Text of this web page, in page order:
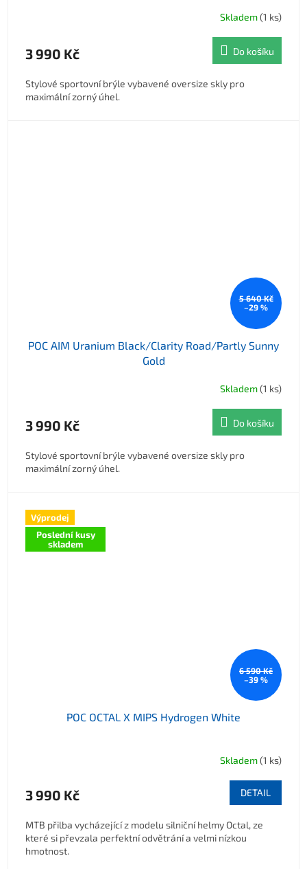
Skladem(1 ks)
3 990 Kč Do košíku
Stylové sportovní brýle vybavené oversize skly pro
maximální zorný úhel.
5 640 Kč
–29 %
POC AIM Uranium Black/Clarity Road/Partly Sunny
Gold
Skladem(1 ks)
3 990 Kč Do košíku
Stylové sportovní brýle vybavené oversize skly pro
maximální zorný úhel.
Výprodej
Poslední kusy
skladem
6 590 Kč
–39 %
POC OCTAL X MIPS Hydrogen White
Skladem(1 ks)
3 990 Kč DETAIL
MTB přilba vycházející z modelu silniční helmy Octal, ze
které si převzala perfektní odvětrání a velmi nízkou
hmotnost.